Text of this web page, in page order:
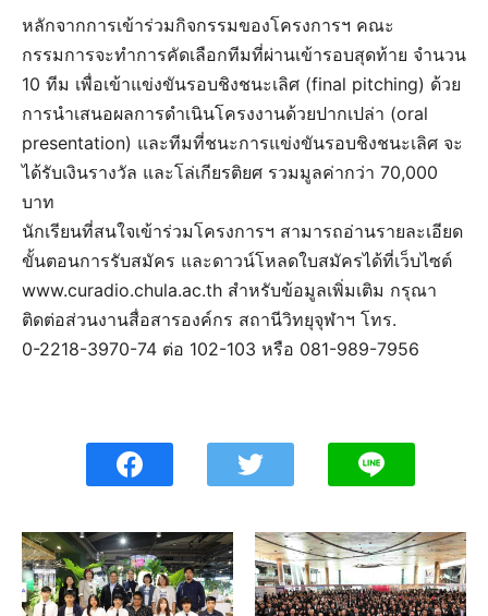
หลักจากการเข้าร่วมกิจกรรมของโครงการฯ คณะ
กรรมการจะทำการคัดเลือกทีมที่ผ่านเข้ารอบสุดท้าย จำนวน
10 ทีม เพื่อเข้าแข่งขันรอบชิงชนะเลิศ (final pitching) ด้วย
การนำเสนอผลการดำเนินโครงงานด้วยปากเปล่า (oral
presentation) และทีมที่ชนะการแข่งขันรอบชิงชนะเลิศ จะ
ได้รับเงินรางวัล และโล่เกียรติยศ รวมมูลค่ากว่า 70,000
บาท
นักเรียนที่สนใจเข้าร่วมโครงการฯ สามารถอ่านรายละเอียด
ขั้นตอนการรับสมัคร และดาวน์โหลดใบสมัครได้ที่เว็บไซต์
www.curadio.chula.ac.th สำหรับข้อมูลเพิ่มเติม กรุณา
ติดต่อส่วนงานสื่อสารองค์กร สถานีวิทยุจุฬาฯ โทร.
0-2218-3970-74 ต่อ 102-103 หรือ 081-989-7956